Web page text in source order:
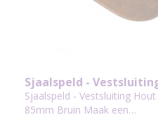
Sjaalspeld -
Ovaal 85mm Bruin
Sjaalspeld - Vestsluiting Hout
85mm Bruin Maak een…